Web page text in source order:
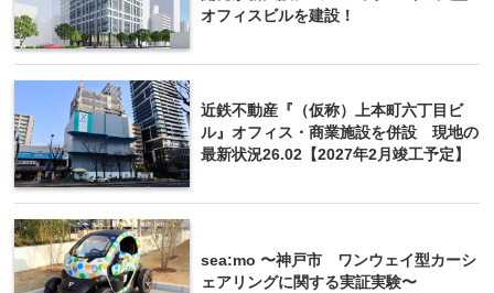
オフィスビルを建設！
近鉄不動産『（仮称）上本町六丁目ビ
ル』オフィス・商業施設を併設 現地の
最新状況26.02【2027年2月竣工予定】
sea:mo 〜神戸市 ワンウェイ型カーシ
ェアリングに関する実証実験〜